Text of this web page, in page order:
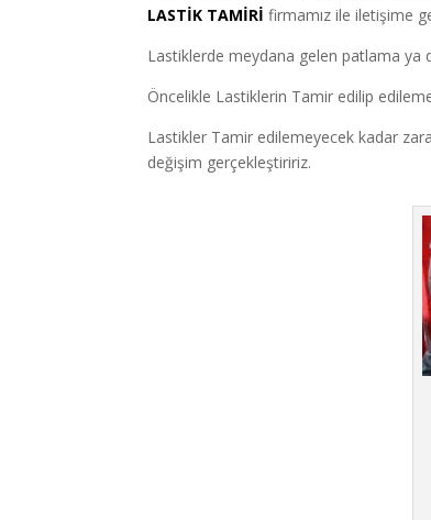
LASTİK TAMİRİ firmamız ile iletişime
Lastiklerde meydana gelen patlama ya
Öncelikle Lastiklerin Tamir edilip
Lastikler Tamir edilemeyecek kadar
değişim gerçekleştiririz.